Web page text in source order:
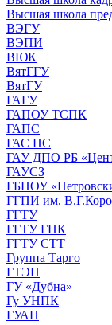
Высшая школа
ВЭГУ
ВЭПИ
ВЮК
ВятГГУ
ВятГУ
ГАГУ
ГАПОУ ТСПК
ГАПС
ГАС ПС
ГАУ ДПО РБ
ГАУСЗ
ГБПОУ
ГГПИ им.
ГГТУ
ГГТУ ГПК
ГГТУ СТТ
Группа Тарго
ГТЭП
ГУ «Дубна»
Гу УНПК
ГУАП